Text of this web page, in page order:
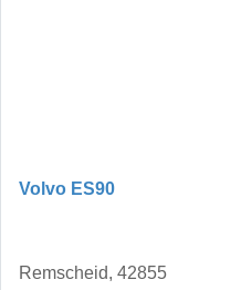
Volvo ES90
Remscheid, 42855